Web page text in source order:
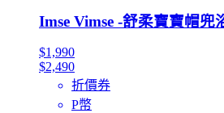
Imse Vimse -舒柔寶寶帽兜
$1,990
$2,490
折價券
P幣